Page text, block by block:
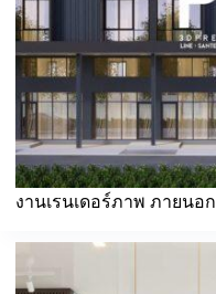
งานเรนเดอร์ภาพ ภายนอก